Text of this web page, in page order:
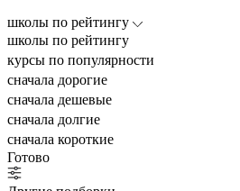
школы по рейтингу
школы по рейтингу
курсы по популярности
сначала дорогие
сначала дешевые
сначала долгие
сначала короткие
Готово